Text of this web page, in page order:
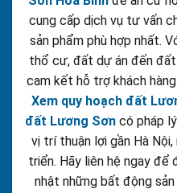
cung cấp dịch vụ tư vấn
sản phẩm phù hợp nhất.
thổ cư, đất dự án đến
cam kết hỗ trợ khách
Xem quy hoạch đất
đất Lương Sơncó pháp lý
vị trí thuận lợi gần Hà
triển. Hãy liên hệ ngay
nhật những bất động